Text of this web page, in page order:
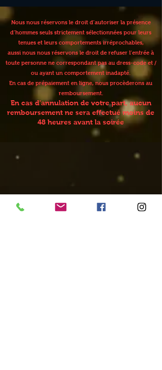
Nous nous réservons le droit d’autoriser la présence
d’hommes seuls strictement sélectionnées pour leurs
tenues et leurs comportements irréprochables,
aussi nous nous réservons le droit de refuser l’entrée à
toute personne ne correspondant pas au dress-code et /
ou ayant un comportement inadapté.
En cas de prépaiement en ligne, nous procèderons au
remboursement.
En cas d'annulation de votre part, aucun
remboursement ne sera effectué moins de
48 heures avant la soirée